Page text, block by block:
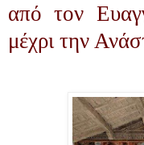
από τον
μέχρι την